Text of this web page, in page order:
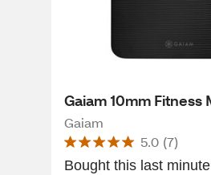
Gaiam 10mm Fitness
Gaiam
5.0 (7)
Bought this last